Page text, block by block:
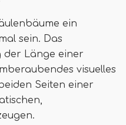
ein
sein. Das
der Länge einer
visuelles
Seiten einer